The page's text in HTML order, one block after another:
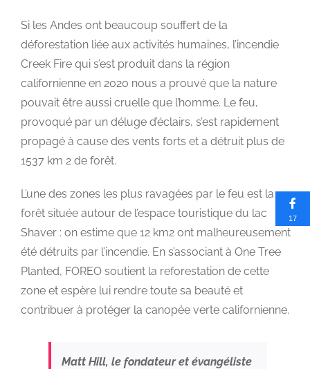
Si les Andes ont beaucoup souffert de la
déforestation liée aux activités humaines, l’incendie
Creek Fire qui s’est produit dans la région
californienne en 2020 nous a prouvé que la nature
pouvait être aussi cruelle que l’homme. Le feu,
provoqué par un déluge d’éclairs, s’est rapidement
propagé à cause des vents forts et a détruit plus de
1537 km 2 de forêt.
L’une des zones les plus ravagées par le feu est la
forêt située autour de l’espace touristique du lac
Shaver : on estime que 12 km2 ont malheureusement
été détruits par l’incendie. En s’associant à One Tree
Planted, FOREO soutient la reforestation de cette
zone et espère lui rendre toute sa beauté et
contribuer à protéger la canopée verte californienne.
Matt Hill, le fondateur et évangéliste
17